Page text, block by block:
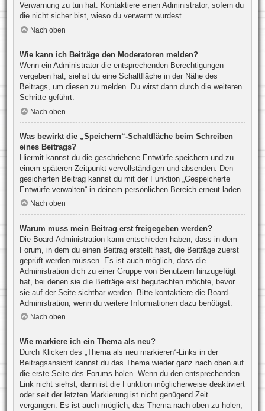
Verwarnung zu tun hat. Kontaktiere einen Administrator, sofern du
die nicht sicher bist, wieso du verwarnt wurdest.
Nach oben
Wie kann ich Beiträge den Moderatoren melden?
Wenn ein Administrator die entsprechenden Berechtigungen
vergeben hat, siehst du eine Schaltfläche in der Nähe des
Beitrags, um diesen zu melden. Du wirst dann durch die weiteren
Schritte geführt.
Nach oben
Was bewirkt die „Speichern“-Schaltfläche beim Schreiben
eines Beitrags?
Hiermit kannst du die geschriebene Entwürfe speichern und zu
einem späteren Zeitpunkt vervollständigen und absenden. Den
gesicherten Beitrag kannst du mit der Funktion „Gespeicherte
Entwürfe verwalten“ in deinem persönlichen Bereich erneut laden.
Nach oben
Warum muss mein Beitrag erst freigegeben werden?
Die Board-Administration kann entschieden haben, dass in dem
Forum, in dem du einen Beitrag erstellt hast, die Beiträge zuerst
geprüft werden müssen. Es ist auch möglich, dass die
Administration dich zu einer Gruppe von Benutzern hinzugefügt
hat, bei denen sie die Beiträge erst begutachten möchte, bevor
sie auf der Seite sichtbar werden. Bitte kontaktiere die Board-
Administration, wenn du weitere Informationen dazu benötigst.
Nach oben
Wie markiere ich ein Thema als neu?
Durch Klicken des „Thema als neu markieren“-Links in der
Beitragsansicht kannst du das Thema wieder ganz nach oben auf
die erste Seite des Forums holen. Wenn du den entsprechenden
Link nicht siehst, dann ist die Funktion möglicherweise deaktiviert
oder seit der letzten Markierung ist nicht genügend Zeit
vergangen. Es ist auch möglich, das Thema nach oben zu holen,